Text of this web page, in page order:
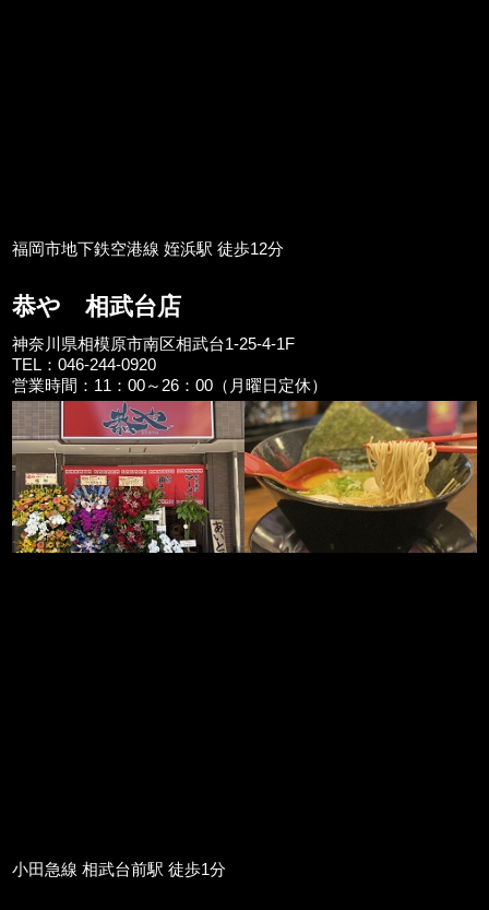
福岡市地下鉄空港線 姪浜駅 徒歩12分
恭や 相武台店
神奈川県相模原市南区相武台1-25-4-1F
TEL：046-244-0920
営業時間：11：00～26：00（月曜日定休）
小田急線 相武台前駅 徒歩1分